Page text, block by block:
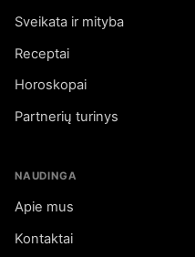
Sveikata ir mityba
Receptai
Horoskopai
Partnerių turinys
NAUDINGA
Apie mus
Kontaktai